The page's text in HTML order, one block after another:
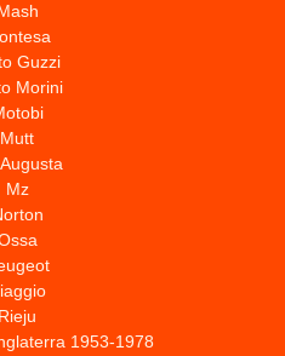
Guzzi
Morini
Mutt
Mz
Rieju
1953-1978